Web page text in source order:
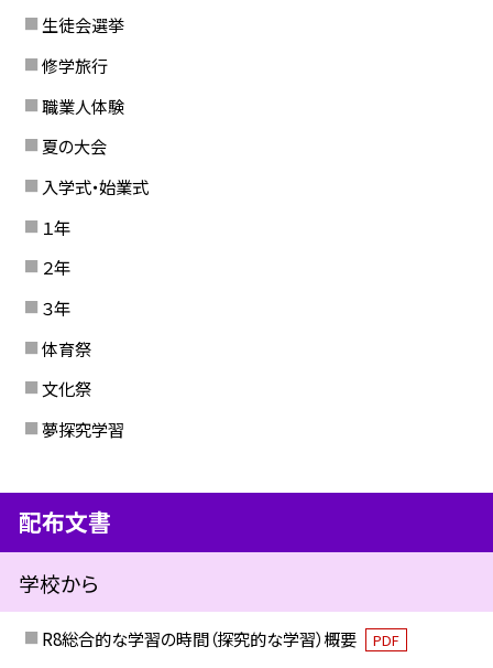
生徒会選挙
修学旅行
職業人体験
夏の大会
入学式・始業式
１年
２年
３年
体育祭
文化祭
夢探究学習
配布文書
学校から
R8総合的な学習の時間（探究的な学習）概要 PDF